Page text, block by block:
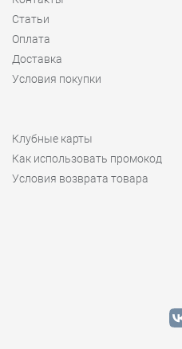
Статьи
Оплата
Доставка
Условия покупки
Клубные карты
Как использовать промокод
Условия возврата товара